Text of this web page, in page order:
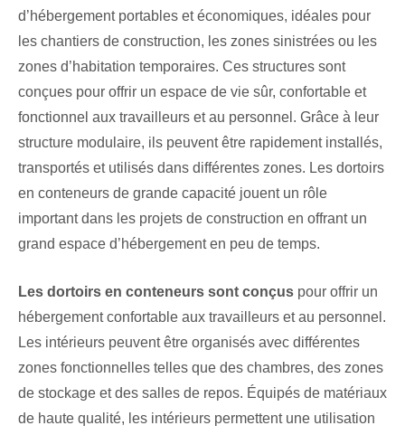
d’hébergement portables et économiques, idéales pour
les chantiers de construction, les zones sinistrées ou les
zones d’habitation temporaires. Ces structures sont
conçues pour offrir un espace de vie sûr, confortable et
fonctionnel aux travailleurs et au personnel. Grâce à leur
structure modulaire, ils peuvent être rapidement installés,
transportés et utilisés dans différentes zones. Les dortoirs
en conteneurs de grande capacité jouent un rôle
important dans les projets de construction en offrant un
grand espace d’hébergement en peu de temps.
Les dortoirs en conteneurs sont conçus pour offrir un
hébergement confortable aux travailleurs et au personnel.
Les intérieurs peuvent être organisés avec différentes
zones fonctionnelles telles que des chambres, des zones
de stockage et des salles de repos. Équipés de matériaux
de haute qualité, les intérieurs permettent une utilisation